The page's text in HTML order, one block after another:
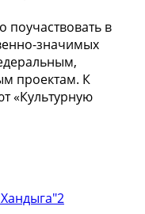
в
значимых
проектам. К
«Культурную